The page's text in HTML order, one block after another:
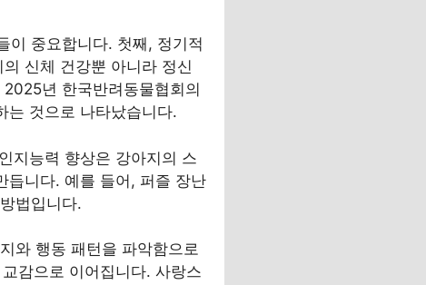
이 중요합니다. 첫째, 정기적
신체 건강뿐 아니라 정신
년 한국반려동물협회의
는 것으로 나타났습니다.
지능력 향상은 강아지의 스
듭니다. 예를 들어, 퍼즐 장난
법입니다.
와 행동 패턴을 파악함으로
감으로 이어집니다. 사랑스